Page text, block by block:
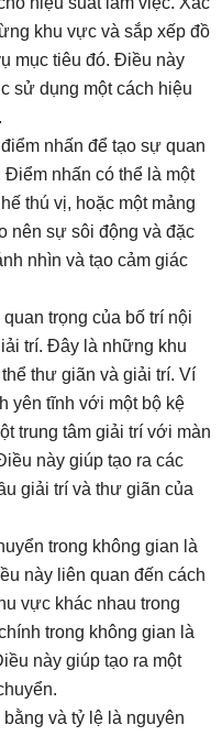
khu vực và sắp xếp đồ
mục tiêu đó. Điều này
sử dụng một cách hiệu
nhấn để tạo sự quan
Điểm nhấn có thể là một
thú vị, hoặc một mảng
nên sự sôi động và đặc
nhìn và tạo cảm giác
quan trọng của bố trí nội
trí. Đây là những khu
thư giãn và giải trí. Ví
yên tĩnh với một bộ kệ
trung tâm giải trí với màn
này giúp tạo ra các
giải trí và thư giãn của
trong không gian là
này liên quan đến cách
vực khác nhau trong
trong không gian là
này giúp tạo ra một
và tỷ lệ là nguyên